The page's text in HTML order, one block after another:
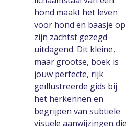
hond maakt het leven
voor hond en baasje op
zijn zachtst gezegd
uitdagend. Dit kleine,
maar grootse, boek is
jouw perfecte, rijk
geïllustreerde gids bij
het herkennen en
begrijpen van subtiele
visuele aanwijzingen die